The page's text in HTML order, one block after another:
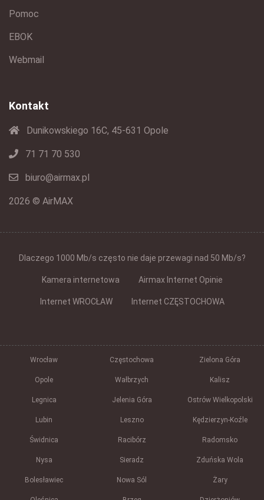
Pomoc
EBOK
Webmail
Kontakt
Dunikowskiego 16C, 45-631 Opole
71 71 70 530
biuro@airmax.pl
2026 © AirMAX
Dlaczego 1000 Mb/s często nie daje przewagi nad 50 Mb/s?
Kamera internetowa Airmax Internet Opinie
Internet WROCŁAW Internet CZĘSTOCHOWA
Wrocław Częstochowa Zielona Góra
Opole Wałbrzych Kalisz
Legnica Jelenia Góra Ostrów Wielkopolski
Lubin Leszno Kędzierzyn-Koźle
Świdnica Racibórz Radomsko
Nysa Sieradz Zduńska Wola
Bolesławiec Nowa Sól Żary